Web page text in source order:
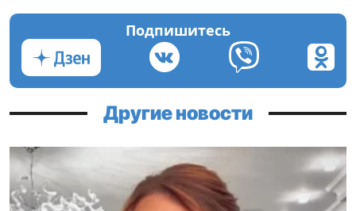
Подпишитесь
Другие новости